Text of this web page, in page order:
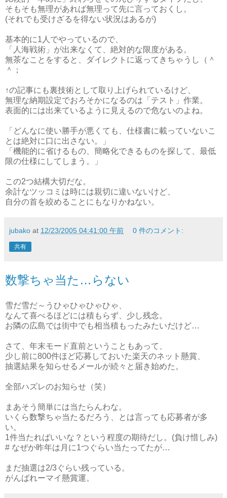
そもそも無理があれば無理って先に言っておくし。
(それでも受けざるを得ない状況はあるが)
基本的に1人でやっているので、
「人海戦術」が出来なくて、絶対的な限度がある。
無茶なことをすると、ダイレクトに返ってきちゃうし（＾
＾；
↑の記事にも裏技術として取り上げられているけど、
無理な納期設定でおろそかになるのは「テスト」作業。
表面的には出来ているように見えるので危ないのよね。
「どんなに使い勝手が悪くても、仕様書に載っていないこ
とは絶対に口に出さない。」
「機能的に省けるもの、簡略化できるものを探して、最低
限の仕様にしてしまう。」
この2つ結構大切だな。
余計なツッコミは時には親切に違いないけど、
自分の首を絞めることにもなりかねない。
jubako at 12/23/2005 04:41:00 午前 0 件のコメント:
共有
数撃ちゃ当た…らない
雪だ雪だ～うひゃひゃひゃひゃ、
なんて喜べるほどには積もらず、少し残念。
お隣の広島では街中でも相当積もったみたいだけど…
さて、年末モード直前ということもあって、
少し前に800件ほど応募しておいた楽天のネット懸賞、
抽選結果を知らせるメールが続々と届き始めた。
全部ハズレのお知らせ（笑）
まあそう簡単には当たらんわな。
いくら数撃ちゃ当たるだろう、とは言っても応募者が多
い。
1件当たればいいな？という程度の期待だし。(負け惜しみ)
# なぜか昨年は月に1つぐらい当たってたが…
まだ抽選は2/3ぐらい残っている。
がんばれーマイ懸賞運。